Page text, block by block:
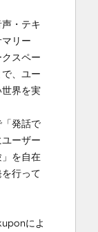
・テキ
リー
スペー
、ユー
界を実
発話で
ーザー
を自在
行って
によ